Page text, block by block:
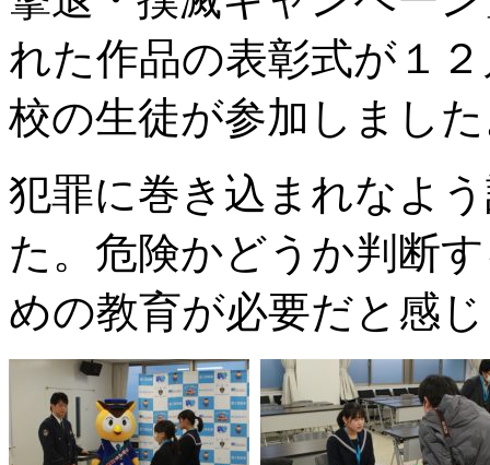
れた作品の表彰式が１
校の生徒が参加しまし
犯罪に巻き込まれなよ
た。危険かどうか判断
めの教育が必要だと感